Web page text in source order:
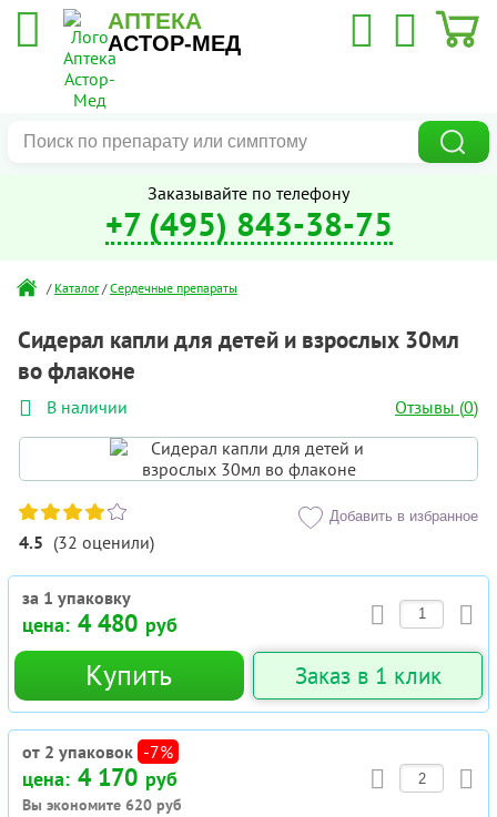
АПТЕКА
АСТОР-МЕД
Заказывайте по телефону
+7 (495) 843-38-75
/ Каталог /Сердечные препараты
Сидерал капли для детей и взрослых 30мл
во флаконе
В наличии Отзывы (0)
4.5 (32 оценили)
Добавить в избранное
за 1 упаковку
цена: 4 480 руб
Купить Заказ в 1 клик
от 2 упаковок -7%
цена: 4 170 руб
Вы экономите 620 руб